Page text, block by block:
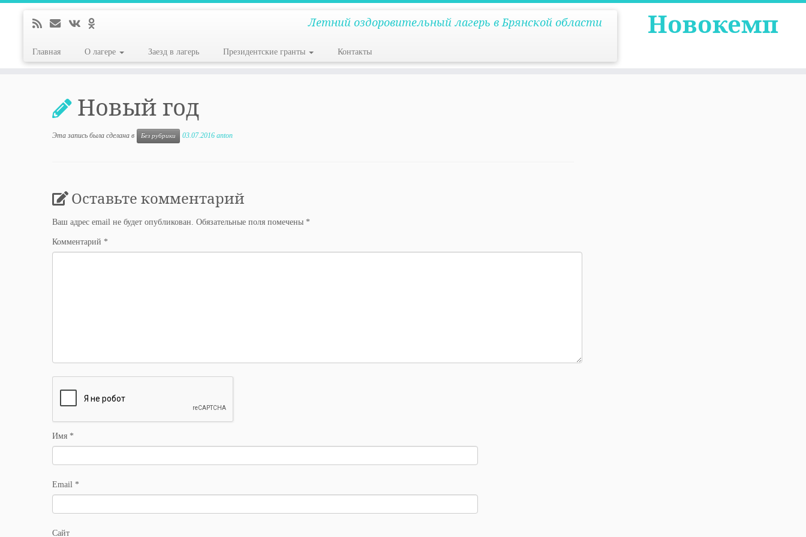
Новокемп
Летний оздоровительный лагерь в Брянской области
Главная О лагере Заезд в лагерь Президентские гранты Контакты
Новый год
Эта запись была сделана в Без рубрики 03.07.2016 anton
Оставьте комментарий
Ваш адрес email не будет опубликован. Обязательные поля помечены *
Комментарий *
Имя *
Email *
Сайт